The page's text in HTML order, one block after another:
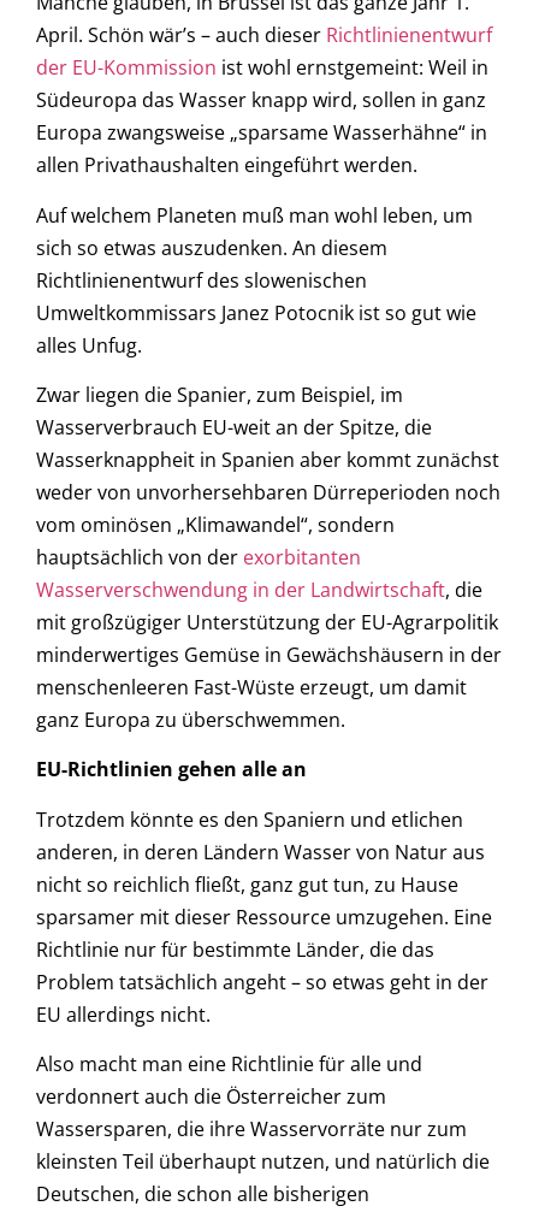
April. Schön wär’s – auch dieser Richtlinienentwurf
der EU-Kommission ist wohl ernstgemeint: Weil in
Südeuropa das Wasser knapp wird, sollen in ganz
Europa zwangsweise „sparsame Wasserhähne“ in
allen Privathaushalten eingeführt werden.
Auf welchem Planeten muß man wohl leben, um
sich so etwas auszudenken. An diesem
Richtlinienentwurf des slowenischen
Umweltkommissars Janez Potocnik ist so gut wie
alles Unfug.
Zwar liegen die Spanier, zum Beispiel, im
Wasserverbrauch EU-weit an der Spitze, die
Wasserknappheit in Spanien aber kommt zunächst
weder von unvorhersehbaren Dürreperioden noch
vom ominösen „Klimawandel“, sondern
hauptsächlich von der exorbitanten
Wasserverschwendung in der Landwirtschaft, die
mit großzügiger Unterstützung der EU-Agrarpolitik
minderwertiges Gemüse in Gewächshäusern in der
menschenleeren Fast-Wüste erzeugt, um damit
ganz Europa zu überschwemmen.
EU-Richtlinien gehen alle an
Trotzdem könnte es den Spaniern und etlichen
anderen, in deren Ländern Wasser von Natur aus
nicht so reichlich fließt, ganz gut tun, zu Hause
sparsamer mit dieser Ressource umzugehen. Eine
Richtlinie nur für bestimmte Länder, die das
Problem tatsächlich angeht – so etwas geht in der
EU allerdings nicht.
Also macht man eine Richtlinie für alle und
verdonnert auch die Österreicher zum
Wassersparen, die ihre Wasservorräte nur zum
kleinsten Teil überhaupt nutzen, und natürlich die
Deutschen, die schon alle bisherigen